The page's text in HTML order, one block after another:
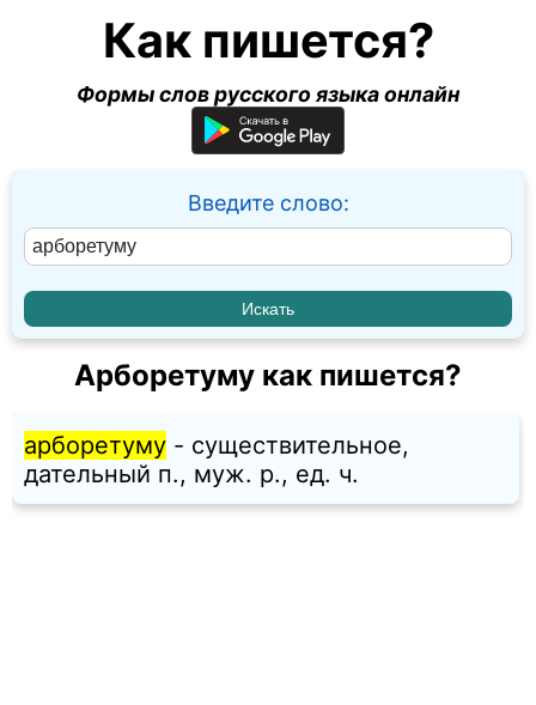
Как пишется?
Формы слов русского языка онлайн
Введите слово:
Арборетуму как пишется?
арборетуму - существительное,
дательный п., муж. p., ед. ч.